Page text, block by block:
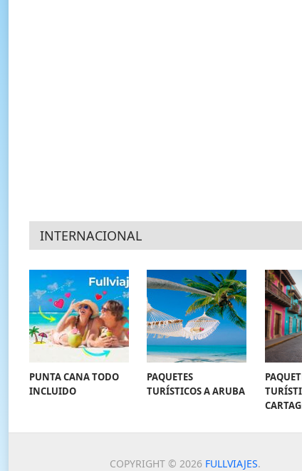
INTERNACIONAL
PUNTA CANA TODO
INCLUIDO
PAQUETES
TURÍSTICOS A ARUBA
COPYRIGHT © 2026 FULLVIAJES.